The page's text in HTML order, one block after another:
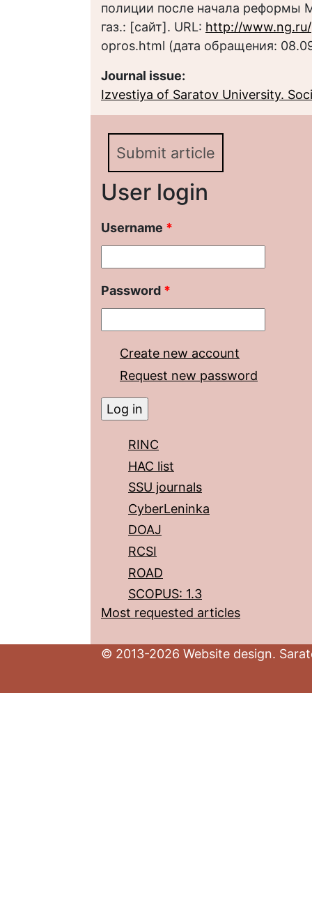
полиции после начала реформы
газ.: [сайт]. URL: http://
opros.html (дата обращения:
Journal issue:
Izvestiya of Saratov University.
Submit article
User login
Username *
Password *
Create new account
Request new password
RINC
HAC list
SSU journals
CyberLeninka
DOAJ
RCSI
ROAD
SCOPUS: 1.3
Most requested articles
© 2013-2026 Website design.